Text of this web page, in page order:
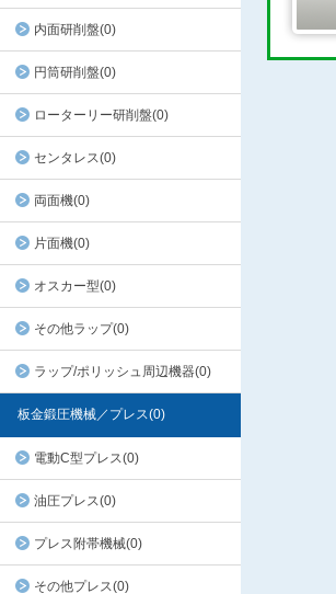
内面研削盤(0)
円筒研削盤(0)
ローターリー研削盤(0)
センタレス(0)
両面機(0)
片面機(0)
オスカー型(0)
その他ラップ(0)
ラップ/ポリッシュ周辺機器(0)
板金鍛圧機械／プレス(0)
電動C型プレス(0)
油圧プレス(0)
プレス附帯機械(0)
その他プレス(0)